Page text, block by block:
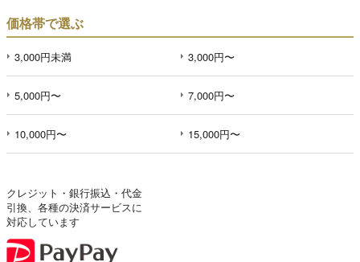
価格帯で選ぶ
3,000円未満 3,000円〜
5,000円〜 7,000円〜
10,000円〜 15,000円〜
クレジット・銀行振込・代金
引換、各種の決済サービスに
対応しています